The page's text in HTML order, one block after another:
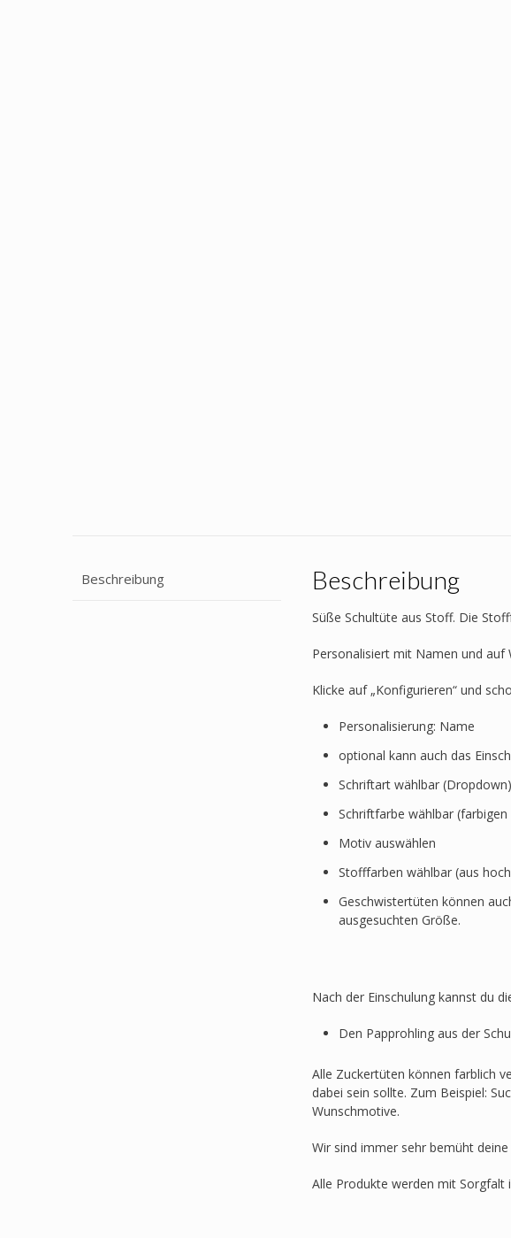
Beschreibung Beschreibung
Süße Schultüte aus Stoff. Die
Personalisiert mit Namen und auf
Klicke auf „Konfigurieren“ und
Personalisierung: Name
optional kann auch das
Schriftart wählbar (Dropdown)
Schriftfarbe wählbar
Motiv auswählen
Stofffarben wählbar (aus
Geschwistertüten können
ausgesuchten Größe.
Nach der Einschulung kannst du
Den Papprohling aus der
Alle Zuckertüten können farblich
dabei sein sollte. Zum Beispiel:
Wunschmotive.
Wir sind immer sehr bemüht
Alle Produkte werden mit Sorgfalt